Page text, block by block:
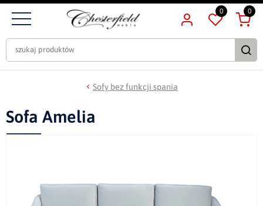
0 0
Sofy bez funkcji spania
Sofa Amelia